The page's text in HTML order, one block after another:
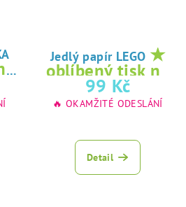
Jedlý papír LEGO ★
oblíbený tisk na
jedlý papír
99 Kč
🔥 OKAMŽITÉ ODESLÁNÍ
Detail